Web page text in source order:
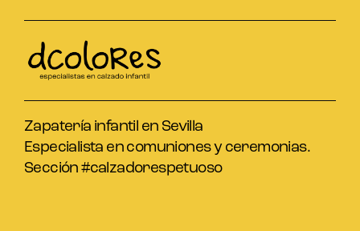
Zapatería infantil en Sevilla
Especialista en comuniones y ceremonias.
Sección #calzadorespetuoso